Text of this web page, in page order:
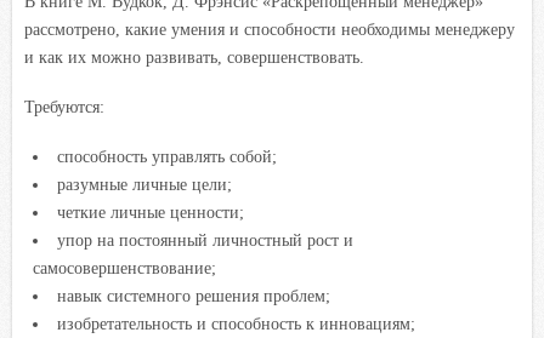
рассмотрено, какие умения и способности необходимы менеджеру
и как их можно развивать, совершенствовать.
Требуются:
способность управлять собой;
разумные личные цели;
четкие личные ценности;
упор на постоянный личностный рост и
самосовершенствование;
навык системного решения проблем;
изобретательность и способность к инновациям;